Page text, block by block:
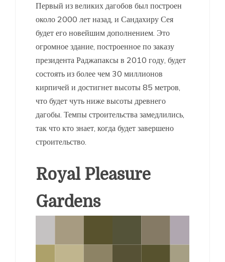
Первый из великих дагобов был построен
около 2000 лет назад, и Сандахиру Сея
будет его новейшим дополнением. Это
огромное здание, построенное по заказу
президента Раджапаксы в 2010 году, будет
состоять из более чем 30 миллионов
кирпичей и достигнет высоты 85 метров,
что будет чуть ниже высоты древнего
дагобы. Темпы строительства замедлились,
так что кто знает, когда будет завершено
строительство.
Royal Pleasure
Gardens